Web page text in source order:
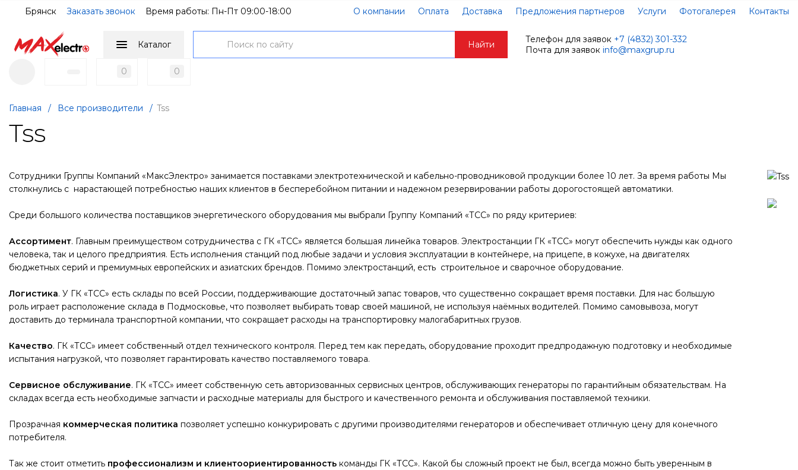
Брянск Заказать звонок Время работы: Пн-Пт 09:00-18:00 О компании Оплата Доставка Предложения партнеров Услуги Фотогалерея Контакты
Каталог
0 0
Найти Телефон для заявок +7 (4832) 301-332
Почта для заявок info@maxgrup.ru
Главная / Все производители / Tss
Tss
Сотрудники Группы Компаний «МаксЭлектро» занимается поставками электротехнической и кабельно-проводниковой продукции более 10 лет. За время работы Мы
столкнулись с нарастающей потребностью наших клиентов в бесперебойном питании и надежном резервировании работы дорогостоящей автоматики.
Среди большого количества поставщиков энергетического оборудования мы выбрали Группу Компаний «ТСС» по ряду критериев:
Ассортимент. Главным преимуществом сотрудничества с ГК «ТСС» является большая линейка товаров. Электростанции ГК «ТСС» могут обеспечить нужды как одного
человека, так и целого предприятия. Есть исполнения станций под любые задачи и условия эксплуатации в контейнере, на прицепе, в кожухе, на двигателях
бюджетных серий и премиумных европейских и азиатских брендов. Помимо электростанций, есть строительное и сварочное оборудование.
Логистика. У ГК «ТСС» есть склады по всей России, поддерживающие достаточный запас товаров, что существенно сокращает время поставки. Для нас большую
роль играет расположение склада в Подмосковье, что позволяет выбирать товар своей машиной, не используя наёмных водителей. Помимо самовывоза, могут
доставить до терминала транспортной компании, что сокращает расходы на транспортировку малогабаритных грузов.
Качество. ГК «ТСС» имеет собственный отдел технического контроля. Перед тем как передать, оборудование проходит предпродажную подготовку и необходимые
испытания нагрузкой, что позволяет гарантировать качество поставляемого товара.
Сервисное обслуживание. ГК «ТСС» имеет собственную сеть авторизованных сервисных центров, обслуживающих генераторы по гарантийным обязательствам. На
складах всегда есть необходимые запчасти и расходные материалы для быстрого и качественного ремонта и обслуживания поставляемой техники.
Прозрачная коммерческая политика позволяет успешно конкурировать с другими производителями генераторов и обеспечивает отличную цену для конечного
потребителя.
Так же стоит отметить профессионализм и клиентоориентированность команды ГК «ТСС». Какой бы сложный проект не был, всегда можно быть уверенным в